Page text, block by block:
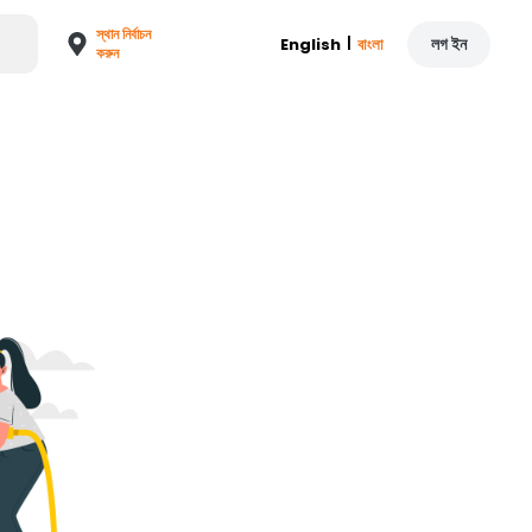
স্থান নির্বাচন
করুন
English | বাংলা লগ ইন